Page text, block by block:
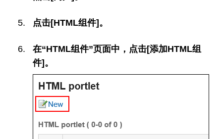
点击[HTML组件]。
在“HTML组件”页面中，点击[添加HTML组
件]。